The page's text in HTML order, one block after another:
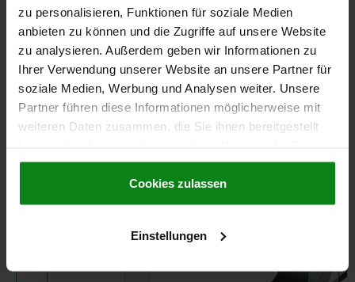
zu personalisieren, Funktionen für soziale Medien
anbieten zu können und die Zugriffe auf unsere Website
zu analysieren. Außerdem geben wir Informationen zu
Ihrer Verwendung unserer Website an unsere Partner für
soziale Medien, Werbung und Analysen weiter. Unsere
Partner führen diese Informationen möglicherweise mit
weiteren Daten zusammen, die Sie ihnen bereitgestellt
gesammelt haben.Cookie Richtlinien
Datenschutz|AGB
Cookies zulassen
Einstellungen
CAD
DOWNLOADS
Other customers also bought